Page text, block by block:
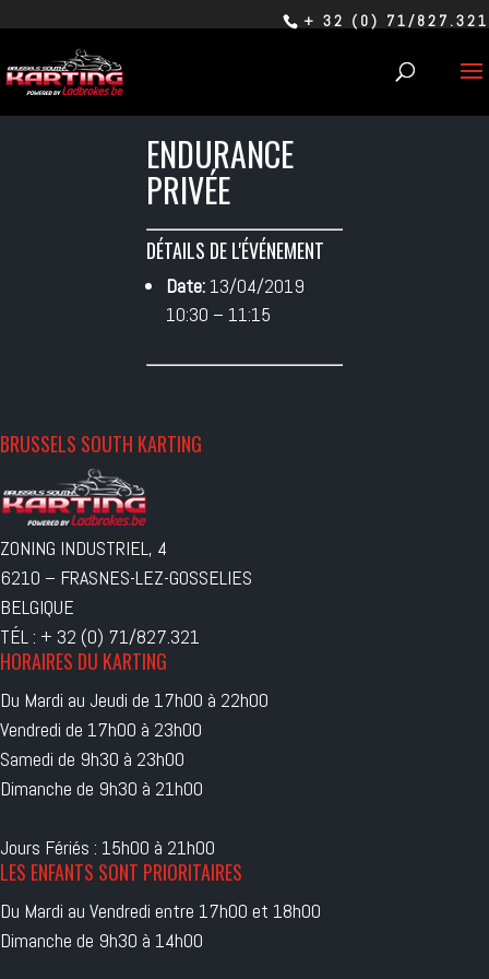
+ 32 (0) 71/827.321
ENDURANCE
PRIVÉE
DÉTAILS DE L'ÉVÉNEMENT
Date: 13/04/2019
10:30 – 11:15
BRUSSELS SOUTH KARTING
ZONING INDUSTRIEL, 4
6210 – FRASNES-LEZ-GOSSELIES
BELGIQUE
TÉL : + 32 (0) 71/827.321
HORAIRES DU KARTING
Du Mardi au Jeudi de 17h00 à 22h00
Vendredi de 17h00 à 23h00
Samedi de 9h30 à 23h00
Dimanche de 9h30 à 21h00
Jours Fériés : 15h00 à 21h00
LES ENFANTS SONT PRIORITAIRES
Du Mardi au Vendredi entre 17h00 et 18h00
Dimanche de 9h30 à 14h00